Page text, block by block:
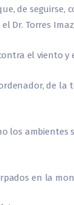
de seguirse,
Dr. Torres
el viento y
de la
los ambientes
en la